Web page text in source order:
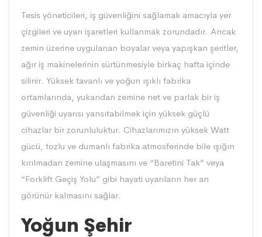
Tesis yöneticileri, iş güvenliğini sağlamak amacıyla yer
çizgileri ve uyarı işaretleri kullanmak zorundadır. Ancak
zemin üzerine uygulanan boyalar veya yapışkan şeritler,
ağır iş makinelerinin sürtünmesiyle birkaç hafta içinde
silinir. Yüksek tavanlı ve yoğun ışıklı fabrika
ortamlarında, yukarıdan zemine net ve parlak bir iş
güvenliği uyarısı yansıtabilmek için yüksek güçlü
cihazlar bir zorunluluktur. Cihazlarımızın yüksek Watt
gücü, tozlu ve dumanlı fabrika atmosferinde bile ışığın
kırılmadan zemine ulaşmasını ve “Baretini Tak” veya
“Forklift Geçiş Yolu” gibi hayati uyarıların her an
görünür kalmasını sağlar.
Yoğun Şehir